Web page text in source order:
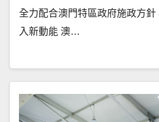
全力配合澳門特區政府施政方
入新動能 澳…